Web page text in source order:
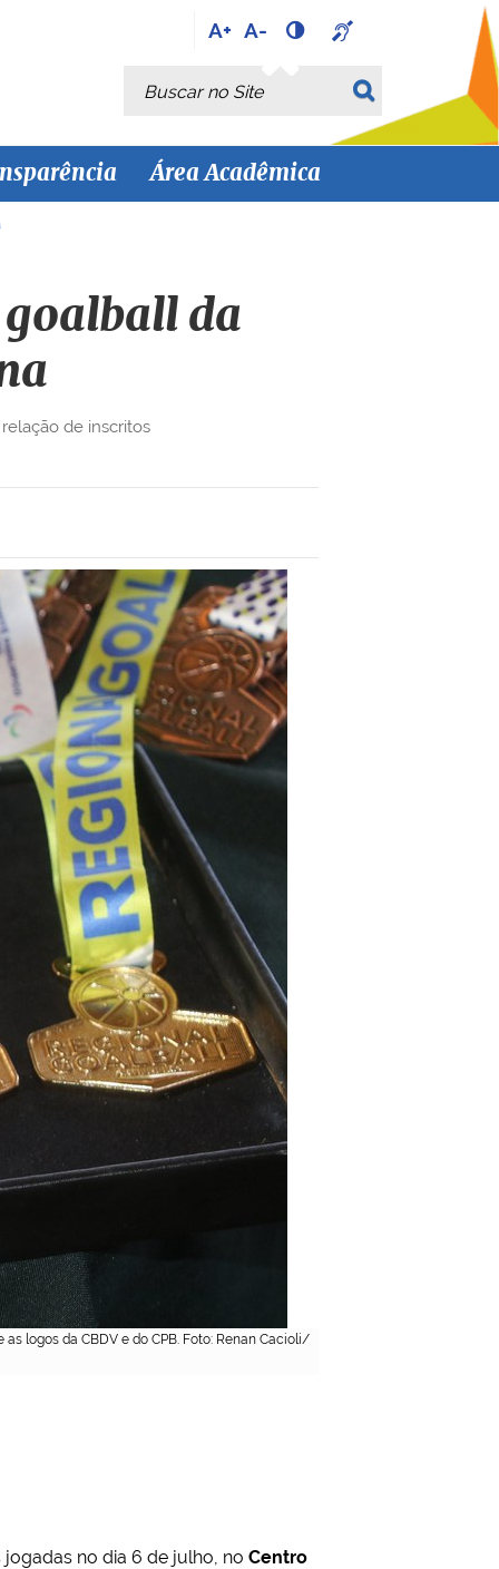
A+ A-
Busca
Busca Avançada…
Área Acadêmica
logos da CBDV e do CPB. Foto: Renan Cacioli/
da
de inscritos
no dia 6 de julho, no Centro